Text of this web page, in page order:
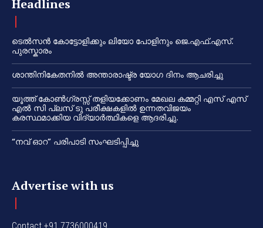
Headlines
ടെൽസൻ കോട്ടോളിക്കും ലിയോ പോളിനും ജെ.എഫ്.എസ്.
പുരസ്കാരം
ശാന്തിനികേതനിൽ അന്താരാഷ്ട്ര യോഗ ദിനം ആചരിച്ചു
യൂത്ത് കോൺഗ്രസ്സ് തളിയക്കോണം മേഖല കമ്മറ്റി എസ് എസ്
എൽ സി പ്ലസ് ടു പരീക്ഷകളിൽ ഉന്നതവിജയം
കരസ്ഥമാക്കിയ വിദ്യാർത്ഥികളെ ആദരിച്ചു.
“നവ് ഓറ” പരിപാടി സംഘടിപ്പിച്ചു
Advertise with us